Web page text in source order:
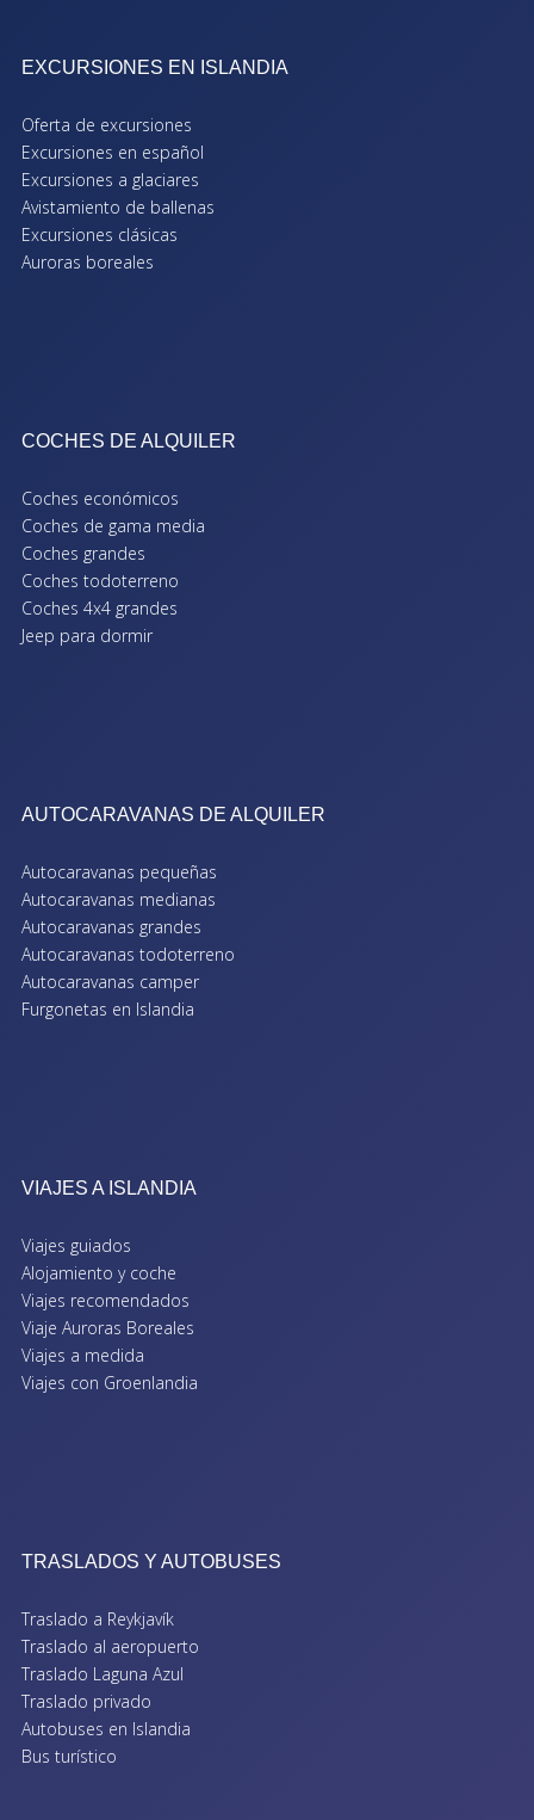
EXCURSIONES EN ISLANDIA
Oferta de excursiones
Excursiones en español
Excursiones a glaciares
Avistamiento de ballenas
Excursiones clásicas
Auroras boreales
COCHES DE ALQUILER
Coches económicos
Coches de gama media
Coches grandes
Coches todoterreno
Coches 4x4 grandes
Jeep para dormir
AUTOCARAVANAS DE ALQUILER
Autocaravanas pequeñas
Autocaravanas medianas
Autocaravanas grandes
Autocaravanas todoterreno
Autocaravanas camper
Furgonetas en Islandia
VIAJES A ISLANDIA
Viajes guiados
Alojamiento y coche
Viajes recomendados
Viaje Auroras Boreales
Viajes a medida
Viajes con Groenlandia
TRASLADOS Y AUTOBUSES
Traslado a Reykjavík
Traslado al aeropuerto
Traslado Laguna Azul
Traslado privado
Autobuses en Islandia
Bus turístico